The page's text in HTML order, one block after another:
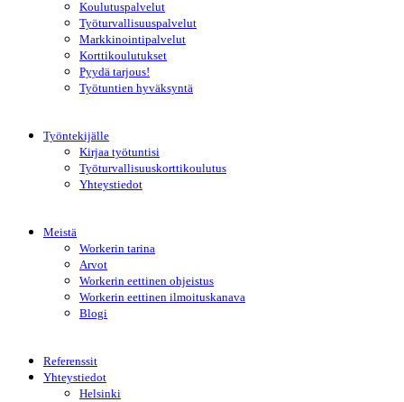
Koulutuspalvelut
Työturvallisuuspalvelut
Markkinointipalvelut
Korttikoulutukset
Pyydä tarjous!
Työtuntien hyväksyntä
Työntekijälle
Kirjaa työtuntisi
Työturvallisuuskorttikoulutus
Yhteystiedot
Meistä
Workerin tarina
Arvot
Workerin eettinen ohjeistus
Workerin eettinen ilmoituskanava
Blogi
Referenssit
Yhteystiedot
Helsinki